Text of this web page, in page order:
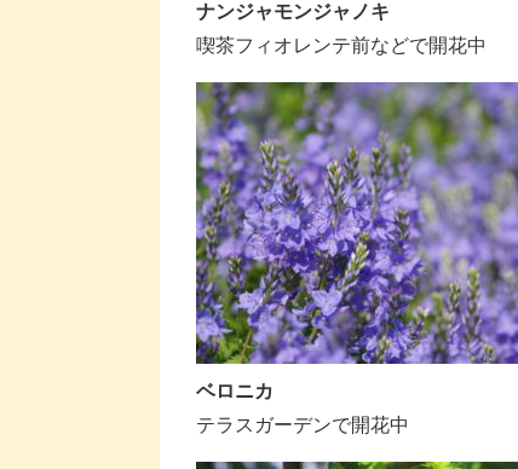
ナンジャモンジャノキ
喫茶フィオレンテ前などで開花中
ベロニカ
テラスガーデンで開花中